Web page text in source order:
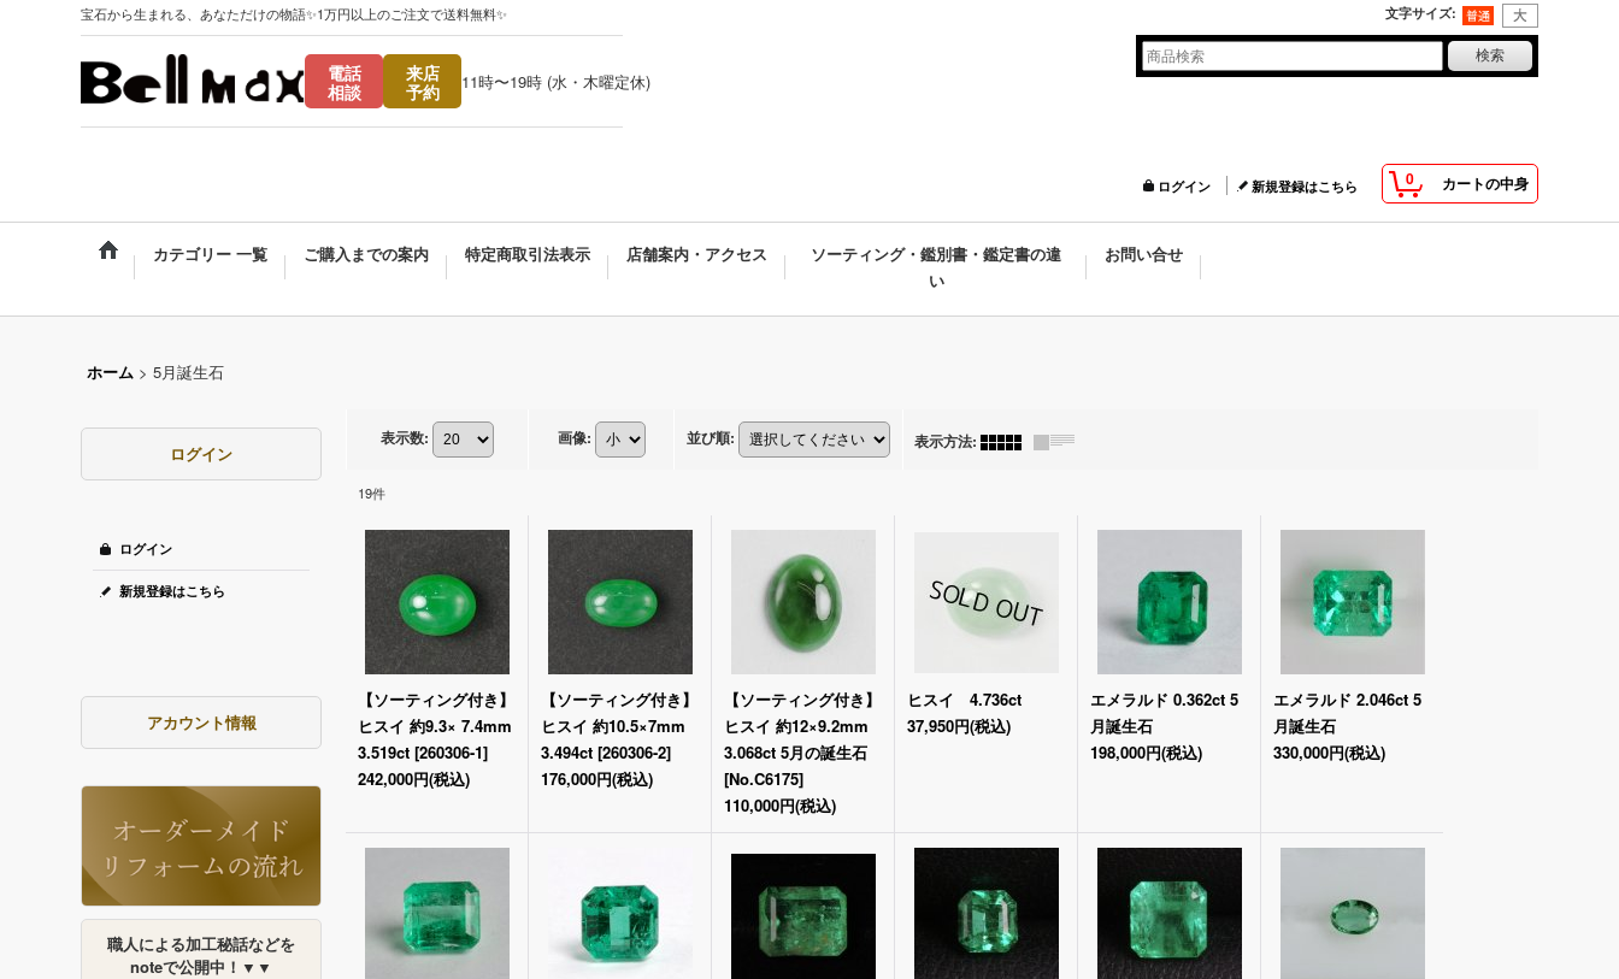
宝石から生まれる、あなただけの物語✨1万円以上のご注文で送料無料✨ 文字サイズ:
電話
相談
来店
予約
11時〜19時 (水・木曜定休)
0 カートの中身
ログイン 新規登録はこちら
カテゴリー 一覧 ご購入までの案内 特定商取引法表示 店舗案内・アクセス
ソーティング・鑑別書・鑑定書の違
い
お問い合せ
ホーム > 5月誕生石
ログイン
ログイン
新規登録はこちら
アカウント情報
職人による加工秘話などを
noteで公開中！▼▼
表示数: 画像: 並び順: 表示方法:
19件
【ソーティング付き】
ヒスイ 約9.3× 7.4mm
3.519ct [260306-1]
242,000円(税込)
【ソーティング付き】
ヒスイ 約10.5×7mm
3.494ct[260306-2]
176,000円(税込)
【ソーティング付き】
ヒスイ 約12×9.2mm
3.068ct 5月の誕生石
[No.C6175]
110,000円(税込)
ヒスイ 4.736ct
37,950円(税込)
エメラルド 0.362ct 5
月誕生石
198,000円(税込)
エメラルド 2.046ct 5
月誕生石
330,000円(税込)